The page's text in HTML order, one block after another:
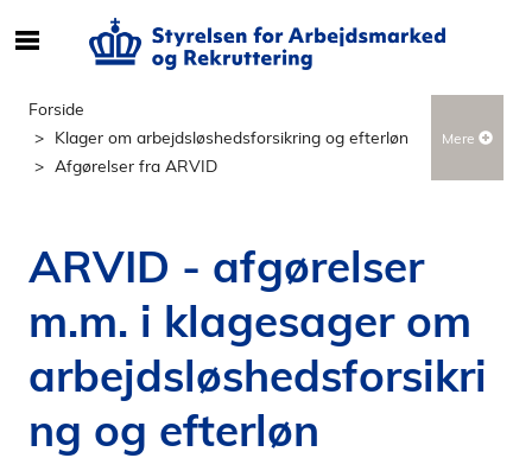
e
i
d
d
Forside
Klager om arbejdsløshedsforsikring og efterløn
Afgørelser fra ARVID
Mere
ARVID - afgørelser
m.m. i klagesager om
arbejdsløshedsforsikri
ng og efterløn